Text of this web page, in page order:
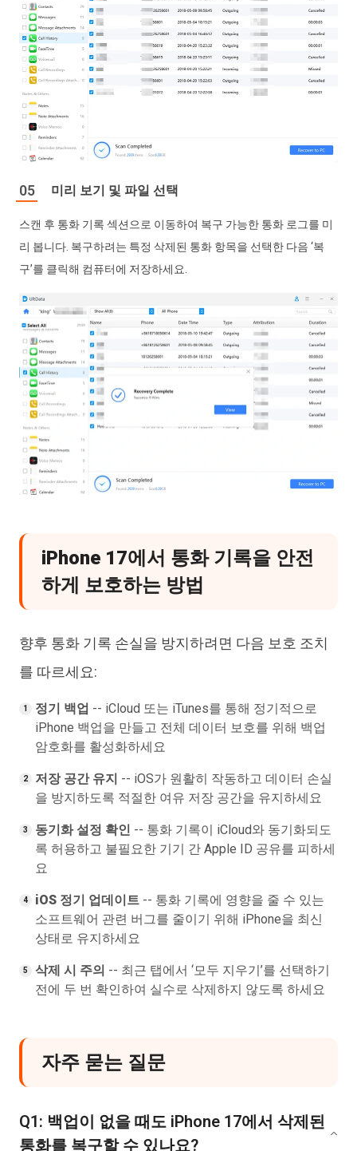
미리 보기 및 파일 선택
스캔 후 통화 기록 섹션으로 이동하여 복구 가능한 통화 로그를 미
리 봅니다. 복구하려는 특정 삭제된 통화 항목을 선택한 다음 ‘복
구’를 클릭해 컴퓨터에 저장하세요.
iPhone 17에서 통화 기록을 안전
하게 보호하는 방법
향후 통화 기록 손실을 방지하려면 다음 보호 조치
를 따르세요:
정기 백업 -- iCloud 또는 iTunes를 통해 정기적으로
iPhone 백업을 만들고 전체 데이터 보호를 위해 백업
암호화를 활성화하세요
저장 공간 유지 -- iOS가 원활히 작동하고 데이터 손실
을 방지하도록 적절한 여유 저장 공간을 유지하세요
동기화 설정 확인 -- 통화 기록이 iCloud와 동기화되도
록 허용하고 불필요한 기기 간 Apple ID 공유를 피하세
요
iOS 정기 업데이트 -- 통화 기록에 영향을 줄 수 있는
소프트웨어 관련 버그를 줄이기 위해 iPhone을 최신
상태로 유지하세요
삭제 시 주의 -- 최근 탭에서 ‘모두 지우기’를 선택하기
전에 두 번 확인하여 실수로 삭제하지 않도록 하세요
자주 묻는 질문
Q1: 백업이 없을 때도 iPhone 17에서 삭제된
통화를 복구할 수 있나요?